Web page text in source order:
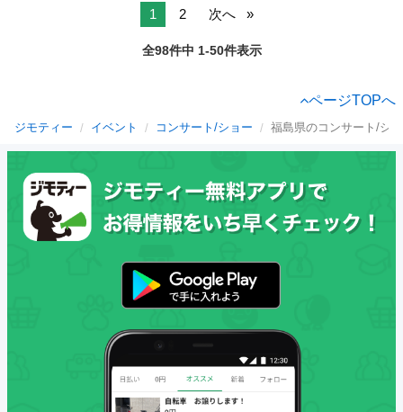
1 2 次へ
全98件中 1-50件表示
ページTOPへ
ジモティー イベント コンサート/ショー 福島県のコンサート/シ